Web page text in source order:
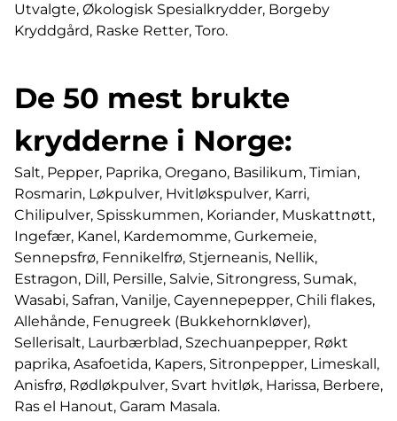
Utvalgte, Økologisk Spesialkrydder, Borgeby
Kryddgård, Raske Retter, Toro.
De 50 mest brukte
krydderne i Norge:
Salt, Pepper, Paprika, Oregano, Basilikum, Timian,
Rosmarin, Løkpulver, Hvitløkspulver, Karri,
Chilipulver, Spisskummen, Koriander, Muskattnøtt,
Ingefær, Kanel, Kardemomme, Gurkemeie,
Sennepsfrø, Fennikelfrø, Stjerneanis, Nellik,
Estragon, Dill, Persille, Salvie, Sitrongress, Sumak,
Wasabi, Safran, Vanilje, Cayennepepper, Chili flakes,
Allehånde, Fenugreek (Bukkehornkløver),
Sellerisalt, Laurbærblad, Szechuanpepper, Røkt
paprika, Asafoetida, Kapers, Sitronpepper, Limeskall,
Anisfrø, Rødløkpulver, Svart hvitløk, Harissa, Berbere,
Ras el Hanout, Garam Masala.